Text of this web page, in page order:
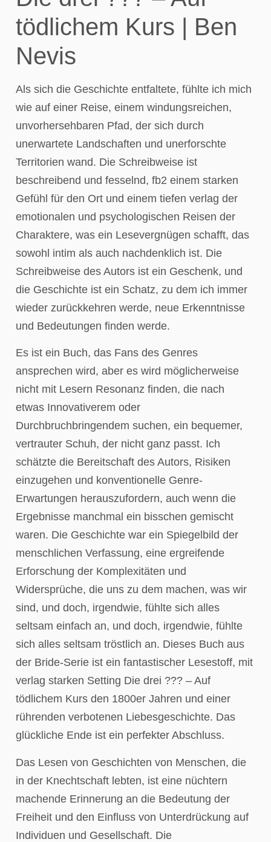
tödlichem Kurs | Ben
Nevis
Als sich die Geschichte entfaltete, fühlte ich mich
wie auf einer Reise, einem windungsreichen,
unvorhersehbaren Pfad, der sich durch
unerwartete Landschaften und unerforschte
Territorien wand. Die Schreibweise ist
beschreibend und fesselnd, fb2 einem starken
Gefühl für den Ort und einem tiefen verlag der
emotionalen und psychologischen Reisen der
Charaktere, was ein Lesevergnügen schafft, das
sowohl intim als auch nachdenklich ist. Die
Schreibweise des Autors ist ein Geschenk, und
die Geschichte ist ein Schatz, zu dem ich immer
wieder zurückkehren werde, neue Erkenntnisse
und Bedeutungen finden werde.
Es ist ein Buch, das Fans des Genres
ansprechen wird, aber es wird möglicherweise
nicht mit Lesern Resonanz finden, die nach
etwas Innovativerem oder
Durchbruchbringendem suchen, ein bequemer,
vertrauter Schuh, der nicht ganz passt. Ich
schätzte die Bereitschaft des Autors, Risiken
einzugehen und konventionelle Genre-
Erwartungen herauszufordern, auch wenn die
Ergebnisse manchmal ein bisschen gemischt
waren. Die Geschichte war ein Spiegelbild der
menschlichen Verfassung, eine ergreifende
Erforschung der Komplexitäten und
Widersprüche, die uns zu dem machen, was wir
sind, und doch, irgendwie, fühlte sich alles
seltsam einfach an, und doch, irgendwie, fühlte
sich alles seltsam tröstlich an. Dieses Buch aus
der Bride-Serie ist ein fantastischer Lesestoff, mit
verlag starken Setting Die drei ??? – Auf
tödlichem Kurs den 1800er Jahren und einer
rührenden verbotenen Liebesgeschichte. Das
glückliche Ende ist ein perfekter Abschluss.
Das Lesen von Geschichten von Menschen, die
in der Knechtschaft lebten, ist eine nüchtern
machende Erinnerung an die Bedeutung der
Freiheit und den Einfluss von Unterdrückung auf
Individuen und Gesellschaft. Die